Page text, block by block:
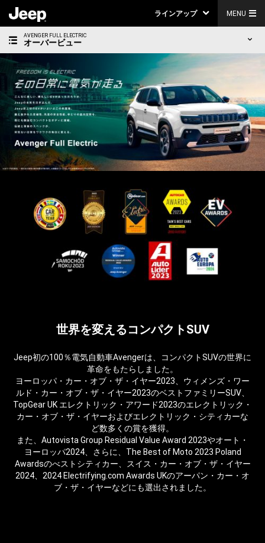
ラインアップ MENU
AVENGER FULL ELECTRIC
オーバービュー
世界を変えるコンパクトSUV
Jeep初の100％電気自動車Avengerは、コンパクトSUVの世界に
革命をもたらしました。​
ヨーロッパ・カー・オブ・ザ・イヤー2023、ウィメンズ・ワー
ルド・カー・オブ・ザ・イヤー2023のベストファミリーSUV、
TopGear UK エレクトリック・アワード2023のエレクトリック・
カー・オブ・ザ・イヤーおよびエレクトリック・シティカーな
ど数多くの賞を獲得。​
また、Autovista Group Residual Value Award 2023やオート・
ヨーロッパ2024、さらに、The Best of Moto 2023 Poland
Awardsのべストシティカー、スイス・カー・オブ・ザ・イヤー
2024、2024 Electrifying.com Awards UKのアーパン・カー・オ
ブ・ザ・イヤーなどにも選出されました。